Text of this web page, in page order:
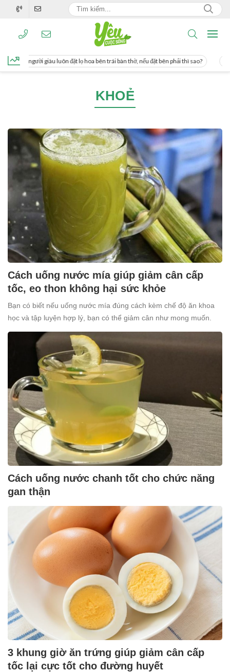
người giàu luôn đặt lọ hoa bên trái bàn thờ, nếu đặt bên phải thì sao?
KHOẺ
Cách uống nước mía giúp giảm cân cấp
tốc, eo thon không hại sức khỏe
Bạn có biết nếu uống nước mía đúng cách kèm chế độ ăn khoa
học và tập luyện hợp lý, bạn có thể giảm cân như mong muốn.
Cách uống nước chanh tốt cho chức năng
gan thận
3 khung giờ ăn trứng giúp giảm cân cấp
tốc lại cực tốt cho đường huyết